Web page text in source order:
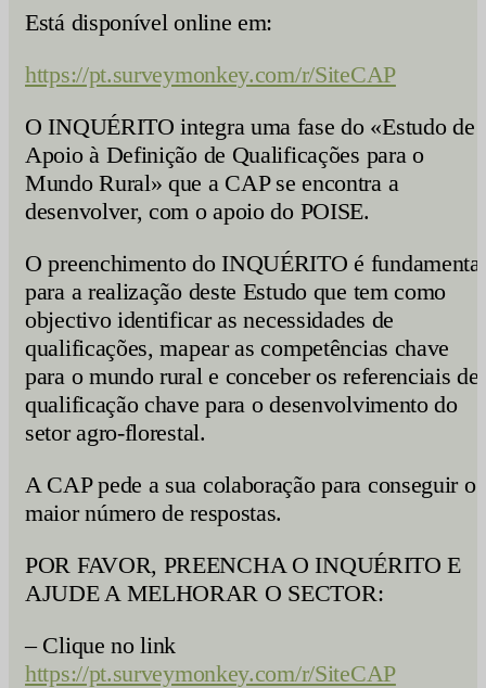
Está disponível online em:
https://pt.surveymonkey.com/r/SiteCAP
O INQUÉRITO integra uma fase do «Estudo de
Apoio à Definição de Qualificações para o
Mundo Rural» que a CAP se encontra a
desenvolver, com o apoio do POISE.
O preenchimento do INQUÉRITO é fundamental
para a realização deste Estudo que tem como
objectivo identificar as necessidades de
qualificações, mapear as competências chave
para o mundo rural e conceber os referenciais de
qualificação chave para o desenvolvimento do
setor agro-florestal.
A CAP pede a sua colaboração para conseguir o
maior número de respostas.
POR FAVOR, PREENCHA O INQUÉRITO E
AJUDE A MELHORAR O SECTOR:
– Clique no link
https://pt.surveymonkey.com/r/SiteCAP